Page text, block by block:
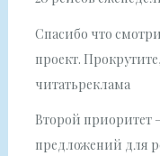
Спасибо что
проект.
читатьреклама
Второй приоритет
предложений для